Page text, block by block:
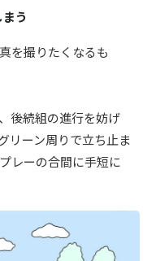
う
を撮りたくなるも
後続組の進行を妨げ
リーン周りで立ち止ま
レーの合間に手短に